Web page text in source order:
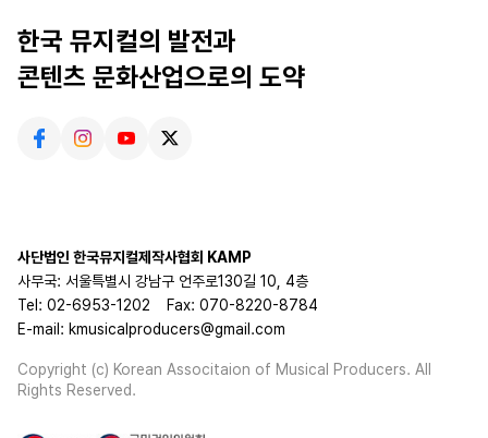
한국 뮤지컬의 발전과
콘텐츠 문화산업으로의 도약
사단법인 한국뮤지컬제작사협회 KAMP
사무국: 서울특별시 강남구 언주로130길 10, 4층
Tel: 02-6953-1202
Fax: 070-8220-8784
E-mail: kmusicalproducers@gmail.com
Copyright (c) Korean Associtaion of Musical Producers. All
Rights Reserved.